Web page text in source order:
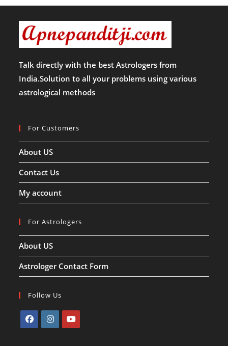
2026,
है
शुभ
मुहूर्त,
पूजन
महत्व
और
अचुक
उपाय!!
Talk directly with the best Astrologers from
India.Solution to all your problems using various
astrological methods
For Customers
About US
Contact Us
My account
For Astrologers
About US
Astrologer Contact Form
Follow Us